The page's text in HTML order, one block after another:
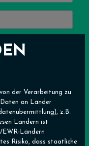
der Verarbeitung zu
Daten an Länder
z.B.
Ländern ist
EWR-Ländern
Risiko, dass staatliche